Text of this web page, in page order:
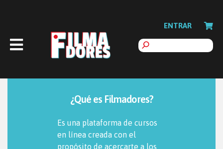
ENTRAR
¿Qué es Filmadores?
Es una plataforma de cursos
en línea creada con el
propósito de acercarte a los